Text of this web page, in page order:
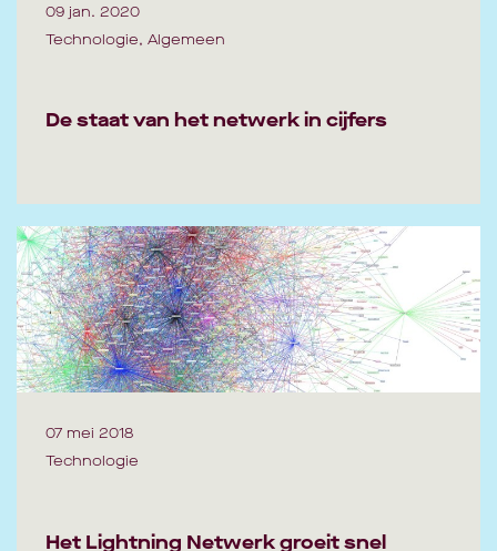
09 jan. 2020
Technologie, Algemeen
De staat van het netwerk in cijfers
07 mei 2018
Technologie
Het Lightning Netwerk groeit snel